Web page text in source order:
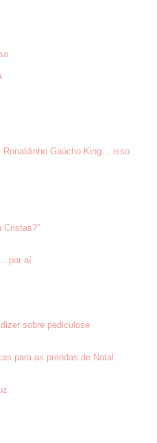
Ronaldinho Gaúcho King… isso
Cristas?”
por aí
sobre pediculose
para as prendas de Natal